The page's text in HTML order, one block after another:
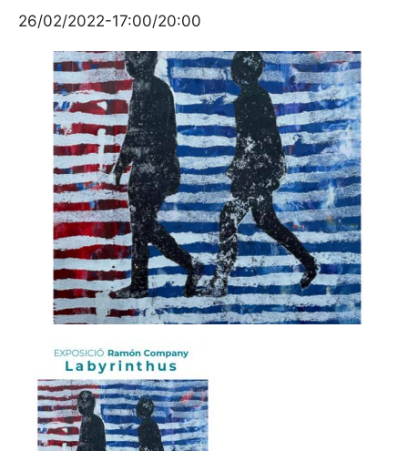
26/02/2022-17:00/20:00